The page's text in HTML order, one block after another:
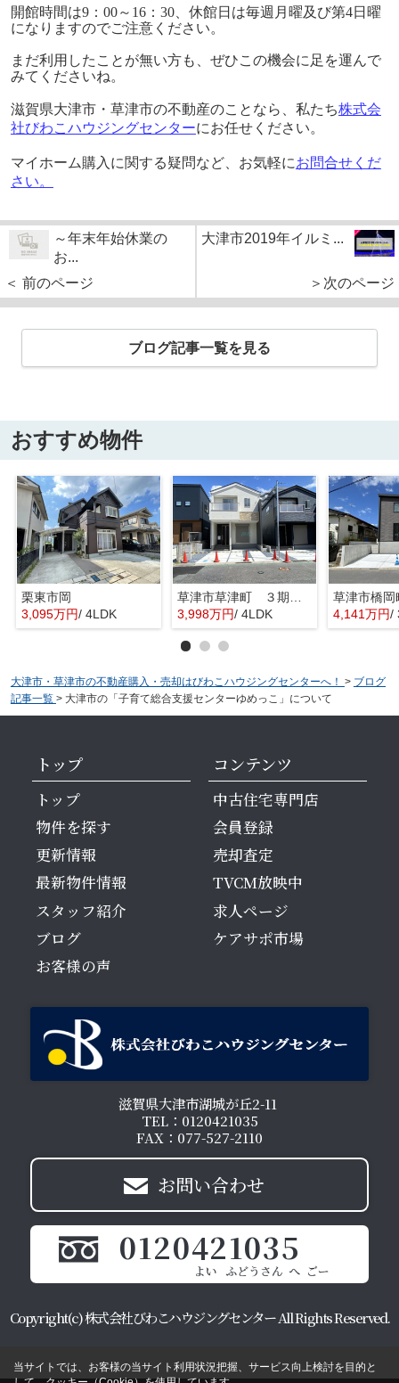
開館時間は9：00～16：30、休館日は毎週月曜及び第4日曜
になりますのでご注意ください。
まだ利用したことが無い方も、ぜひこの機会に足を運んで
みてくださいね。
滋賀県大津市・草津市の不動産のことなら、私たち株式会
社びわこハウジングセンターにお任せください。
マイホーム購入に関する疑問など、お気軽にお問合せくだ
さい。
～年末年始休業の
お...
＜ 前のページ
大津市2019年イルミ...
＞次のページ
ブログ記事一覧を見る
おすすめ物件
栗東市岡
3,095万円/ 4LDK
3,998万円/ 4LDK 4,141万円/
大津市・草津市の不動産購入・売却はびわこハウジングセンターへ！ > ブログ
記事一覧 > 大津市の「子育て総合支援センターゆめっこ」について
トップ
トップ
物件を探す
更新情報
最新物件情報
スタッフ紹介
ブログ
お客様の声
コンテンツ
中古住宅専門店
会員登録
売却査定
TVCM放映中
求人ページ
ケアサポ市場
滋賀県大津市湖城が丘2-11
TEL：0120421035
FAX：077-527-2110
お問い合わせ
0120421035
Copyright(c) 株式会社びわこハウジングセンター All Rights Reserved.
当サイトでは、お客様の当サイト利用状況把握、サービス向上検討を目的と